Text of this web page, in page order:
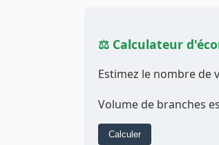
⚖️ Calculateur
Estimez le nombre de
Volume de branches
Calculer